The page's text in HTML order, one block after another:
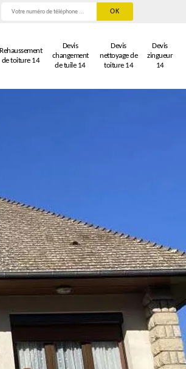
Rehaussement
de toiture 14
Devis
changement
de tuile 14
Devis
nettoyage de
toiture 14
Devis
zingueur
14